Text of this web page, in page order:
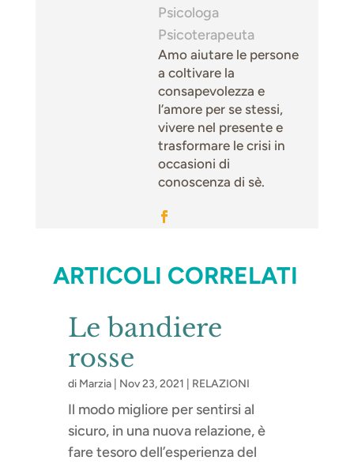
Psicologa
Psicoterapeuta
Amo aiutare le persone
a coltivare la
consapevolezza e
l’amore per se stessi,
vivere nel presente e
trasformare le crisi in
occasioni di
conoscenza di sè.
ARTICOLI CORRELATI
Le bandiere
rosse
di Marzia Nov 23, 2021 RELAZIONI
Il modo migliore per sentirsi al
sicuro, in una nuova relazione, è
fare tesoro dell’esperienza del